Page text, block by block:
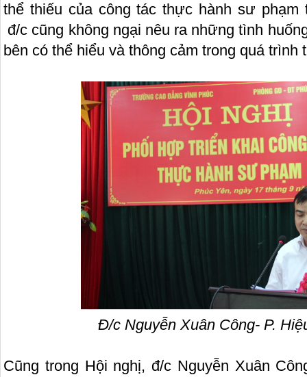
thể thiếu của công tác thực hành sư phạm
đ/c cũng không ngại nêu ra những tình
bên có thể hiểu và thông cảm trong quá trình
Đ/c Nguyễn Xuân Công- P.
Cũng trong Hội nghị, đ/c Nguyễn Xuân